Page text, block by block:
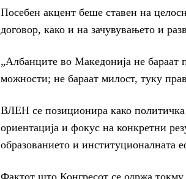
Посебен акцент беше ставен на
договор, како и на зачувувањето и
„Албанците во Македонија не бараат
можности; не бараат милост, туку
ВЛЕН се позиционира како
ориентација и фокус на конкретни
образованието и институционалната